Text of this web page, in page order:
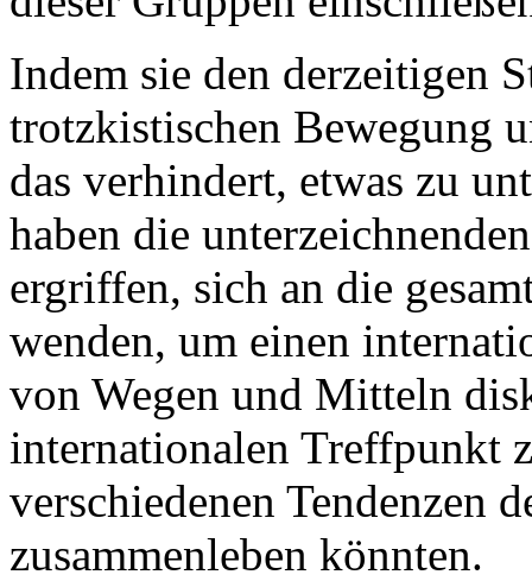
Indem sie den derzeitigen
trotzkistischen Bewegung
das verhindert, etwas zu
haben die
ergriffen, sich an die
wenden, um einen
von Wegen und Mitteln
internationalen Treffpunkt
verschiedenen Tendenzen
zusammenleben könnten.